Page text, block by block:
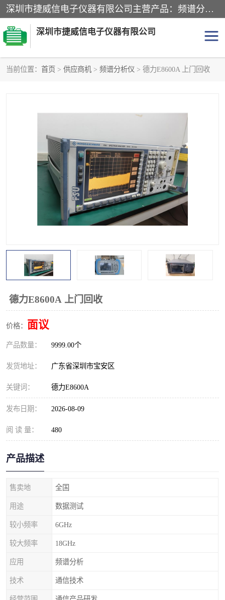
深圳市捷威信电子仪器有限公司主营产品：频谱分析仪.信号发生器.网络分析仪.音频分析仪，示波器，电源，音频分析仪。综合测试仪。蓝牙测试仪等
深圳市捷威信电子仪器有限公司
当前位置： 首页 > 供应商机 > 频谱分析仪 > 德力E8600A 上门回收
德力E8600A 上门回收
价格： 面议
产品数量： 9999.00个
发货地址： 广东省深圳市宝安区
关键词： 德力E8600A
发布日期： 2026-08-09
阅 读 量： 480
产品描述
售卖地 全国
用途 数据测试
较小频率 6GHz
较大频率 18GHz
应用 频谱分析
技术 通信技术
信号发生器 网络分析仪
音频分析仪
万用表 信号源
GPIB-USB卡 数据采集仪
数字源表
示波器 直流电源
频率计 无线测试仪
静电计